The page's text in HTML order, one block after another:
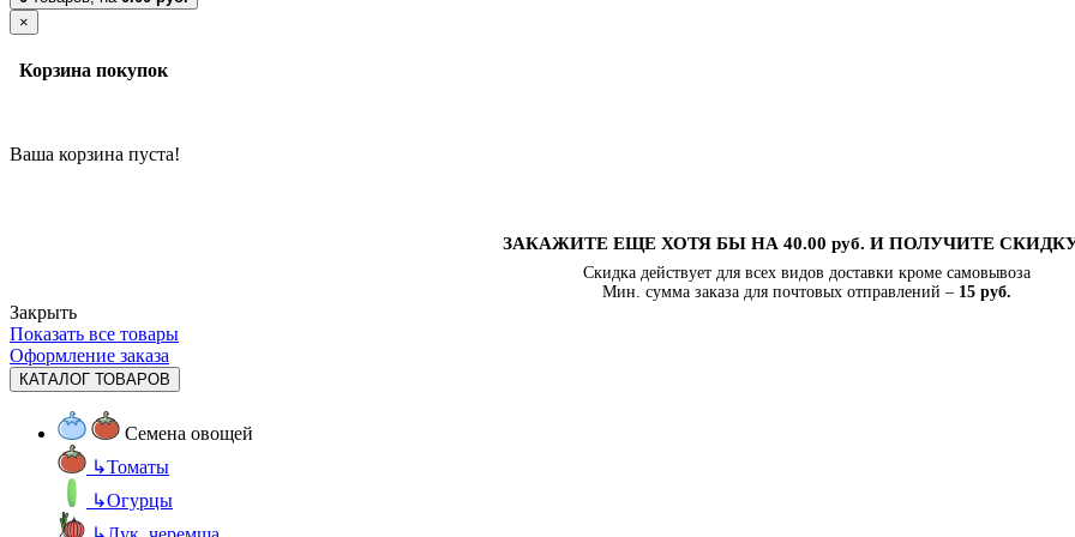
×
Корзина покупок
Ваша корзина пуста!
ЗАКАЖИТЕ ЕЩЕ ХОТЯ БЫ НА 40.00 руб. И ПОЛУЧИТЕ
Скидка действует для всех видов доставки кроме самовывоза
Мин. сумма заказа для почтовых отправлений – 15 руб.
Закрыть
Показать все товары
Оформление заказа
КАТАЛОГ ТОВАРОВ
Семена овощей
↳Томаты
↳Огурцы